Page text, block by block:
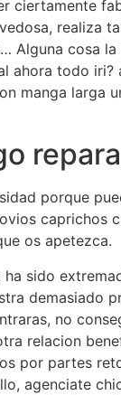
ciertamente
realiza
Alguna cosa
ahora todo
manga larga
porque
caprichos
os apetezca.
ha sido
demasiado
no
relacion
por partes
agenciate